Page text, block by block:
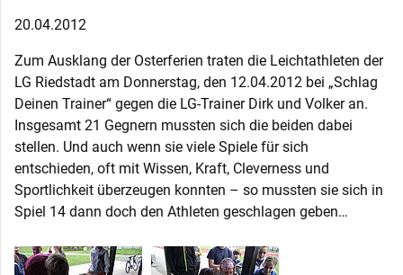
20.04.2012
Zum Ausklang der Osterferien traten die Leichtathleten der
LG Riedstadt am Donnerstag, den 12.04.2012 bei „Schlag
Deinen Trainer“ gegen die LG-Trainer Dirk und Volker an.
Insgesamt 21 Gegnern mussten sich die beiden dabei
stellen. Und auch wenn sie viele Spiele für sich
entschieden, oft mit Wissen, Kraft, Cleverness und
Sportlichkeit überzeugen konnten – so mussten sie sich in
Spiel 14 dann doch den Athleten geschlagen geben…